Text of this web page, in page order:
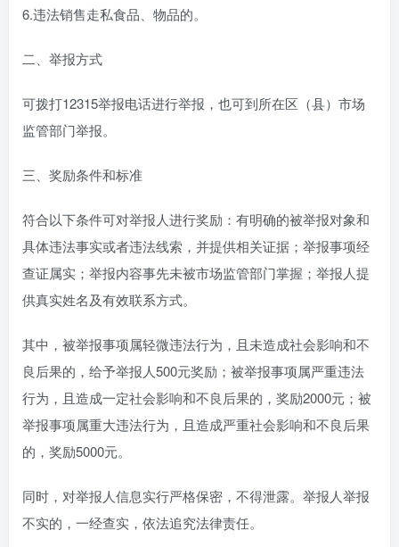
6.违法销售走私食品、物品的。
二、举报方式
可拨打12315举报电话进行举报，也可到所在区（县）市场
监管部门举报。
三、奖励条件和标准
符合以下条件可对举报人进行奖励：有明确的被举报对象和
具体违法事实或者违法线索，并提供相关证据；举报事项经
查证属实；举报内容事先未被市场监管部门掌握；举报人提
供真实姓名及有效联系方式。
其中，被举报事项属轻微违法行为，且未造成社会影响和不
良后果的，给予举报人500元奖励；被举报事项属严重违法
行为，且造成一定社会影响和不良后果的，奖励2000元；被
举报事项属重大违法行为，且造成严重社会影响和不良后果
的，奖励5000元。
同时，对举报人信息实行严格保密，不得泄露。举报人举报
不实的，一经查实，依法追究法律责任。